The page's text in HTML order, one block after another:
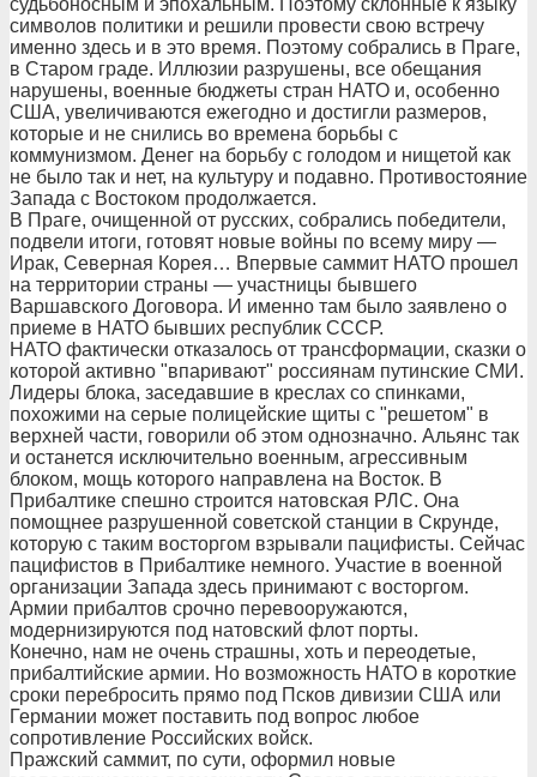
судьбоносным и эпохальным. Поэтому склонные к языку
символов политики и решили провести свою встречу
именно здесь и в это время. Поэтому собрались в Праге,
в Старом граде. Иллюзии разрушены, все обещания
нарушены, военные бюджеты стран НАТО и, особенно
США, увеличиваются ежегодно и достигли размеров,
которые и не снились во времена борьбы с
коммунизмом. Денег на борьбу с голодом и нищетой как
не было так и нет, на культуру и подавно. Противостояние
Запада с Востоком продолжается.
В Праге, очищенной от русских, собрались победители,
подвели итоги, готовят новые войны по всему миру —
Ирак, Северная Корея… Впервые саммит НАТО прошел
на территории страны — участницы бывшего
Варшавского Договора. И именно там было заявлено о
приеме в НАТО бывших республик СССР.
НАТО фактически отказалось от трансформации, сказки о
которой активно "впаривают" россиянам путинские СМИ.
Лидеры блока, заседавшие в креслах со спинками,
похожими на серые полицейские щиты с "решетом" в
верхней части, говорили об этом однозначно. Альянс так
и останется исключительно военным, агрессивным
блоком, мощь которого направлена на Восток. В
Прибалтике спешно строится натовская РЛС. Она
помощнее разрушенной советской станции в Скрунде,
которую с таким восторгом взрывали пацифисты. Сейчас
пацифистов в Прибалтике немного. Участие в военной
организации Запада здесь принимают с восторгом.
Армии прибалтов срочно перевооружаются,
модернизируются под натовский флот порты.
Конечно, нам не очень страшны, хоть и переодетые,
прибалтийские армии. Но возможность НАТО в короткие
сроки перебросить прямо под Псков дивизии США или
Германии может поставить под вопрос любое
сопротивление Российских войск.
Пражский саммит, по сути, оформил новые